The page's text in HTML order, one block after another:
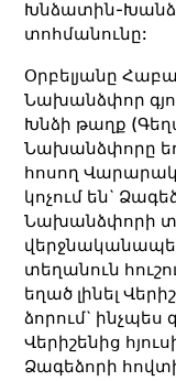
Խնձատին-
տոհմանունը:
Օրբելյանը
Նախանձփոր
Խնձի թաղք
Նախանձփորը
հոսող
կոչում են`
Նախանձփորի
տեղանուն
եղած լինել
ձորում` ինչպես
Վերիշենից
Ձագեձորի